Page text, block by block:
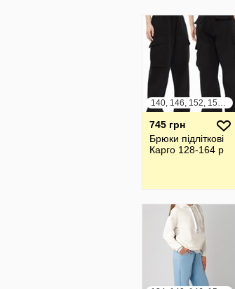
140, 146, 152, 158, 164
745 грн
Брюки підліткові
Карго 128-164 р